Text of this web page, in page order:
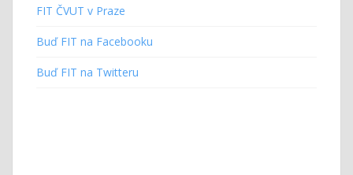
FIT ČVUT v Praze
Buď FIT na Facebooku
Buď FIT na Twitteru